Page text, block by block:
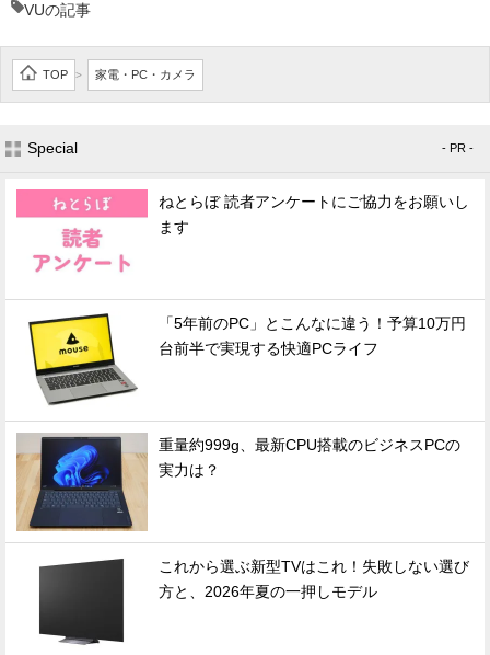
VUの記事
TOP > 家電・PC・カメラ
Special - PR -
ねとらぼ 読者アンケートにご協力をお願いし
ます
「5年前のPC」とこんなに違う！予算10万円
台前半で実現する快適PCライフ
重量約999g、最新CPU搭載のビジネスPCの
実力は？
これから選ぶ新型TVはこれ！失敗しない選び
方と、2026年夏の一押しモデル